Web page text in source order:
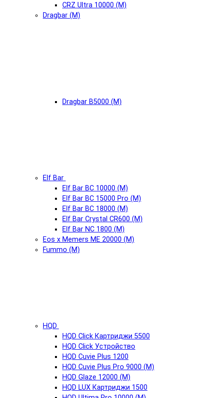
CRZ Ultra 10000 (М)
Dragbar (М)
Dragbar B5000 (М)
Elf Bar
Elf Bar BC 10000 (М)
Elf Bar BC 15000 Pro (М)
Elf Bar BC 18000 (М)
Elf Bar Crystal CR600 (М)
Elf Bar NC 1800 (М)
Eos x Memers ME 20000 (М)
Fummo (М)
HQD
HQD Click Картриджи 5500
HQD Click Устройство
HQD Cuvie Plus 1200
HQD Cuvie Plus Pro 9000 (М)
HQD Glaze 12000 (М)
HQD LUX Картриджи 1500